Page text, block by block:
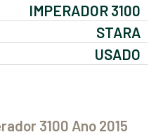
IMPERADOR 3100
STARA
USADO
3100 Ano 2015